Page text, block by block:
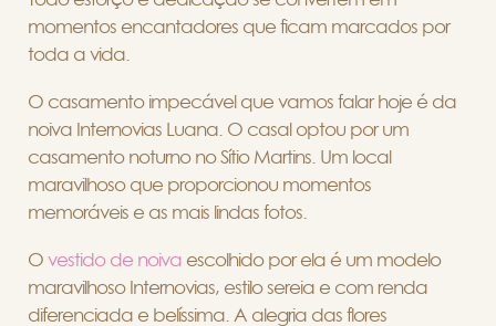
momentos encantadores que ficam marcados por
toda a vida.
O casamento impecável que vamos falar hoje é da
noiva Internovias Luana. O casal optou por um
casamento noturno no Sítio Martins. Um local
maravilhoso que proporcionou momentos
memoráveis e as mais lindas fotos.
O vestido de noiva escolhido por ela é um modelo
maravilhoso Internovias, estilo sereia e com renda
diferenciada e belíssima. A alegria das flores